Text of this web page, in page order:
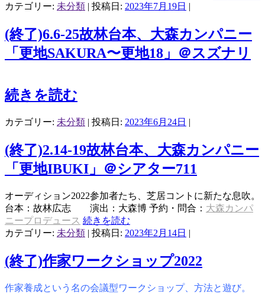
カテゴリー: 未分類 | 投稿日: 2023年7月19日 |
(終了)6.6-25故林台本、大森カンパニー
「更地SAKURA〜更地18」＠スズナリ
続きを読む
カテゴリー: 未分類 | 投稿日: 2023年6月24日 |
(終了)2.14-19故林台本、大森カンパニー
「更地IBUKI」＠シアター711
オーディション2022参加者たち、芝居コントに新たな息吹。
台本：故林広志 演出：大森博 予約・問合： 大森カンパ
ニープロデュース 続きを読む
カテゴリー: 未分類 | 投稿日: 2023年2月14日 |
(終了)作家ワークショップ2022
作家養成という名の会議型ワークショップ、方法と遊び。